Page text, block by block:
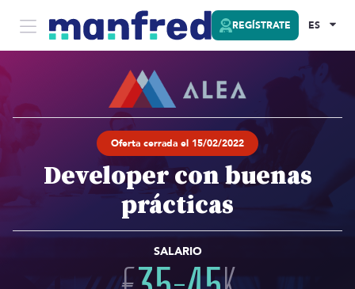
REGÍSTRATE ES
Oferta cerrada el 15/02/2022
Developer con buenas
prácticas
SALARIO